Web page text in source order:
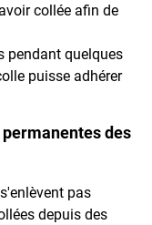
collée afin de
pendant quelques
puisse adhérer
des
pas
depuis des